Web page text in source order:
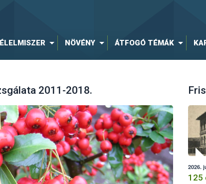
ÉLELMISZER NÖVÉNY ÁTFOGÓ TÉMÁK
2011-2018.
2026.
125